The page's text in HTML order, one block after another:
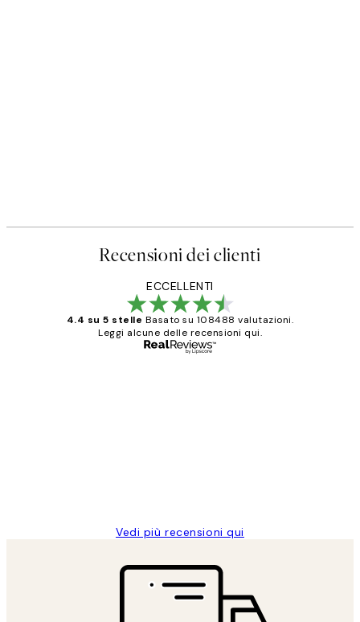
Recensioni dei clienti
ECCELLENTI
4.4 su 5 stelle Basato su 108488 valutazioni.
Leggi alcune delle recensioni qui.
Vedi più recensioni qui